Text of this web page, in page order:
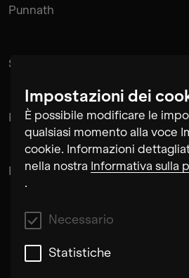
Impostazioni dei
È possibile modificare le
qualsiasi momento alla voce
cookie. Informazioni
nella nostra Informativa sulla
.
Necessario
Statistiche
Punnath
Suramnath
Kishan Hadi
Pintu Padihar